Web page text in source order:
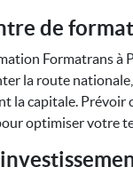
de
Formatrans
la route
la capitale.
optimiser votre